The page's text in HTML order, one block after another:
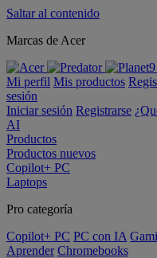
Saltar al contenido
Marcas de Acer
Mi perfil Mis productos
sesión
Iniciar sesión Registrarse
AI
Productos
Productos nuevos
Copilot+ PC
Laptops
Pro categoría
Copilot+ PC PC con IA
Aprender Chromebooks